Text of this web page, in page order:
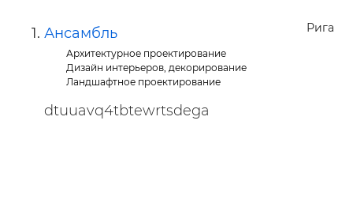
Рига
Ансамбль
Архитектурное проектирование
Дизайн интерьеров, декорирование
Ландшафтное проектирование
dtuuavq4tbtewrtsdega